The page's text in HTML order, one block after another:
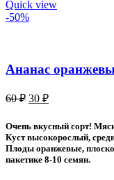
Quick view
-50%
Ананас
60₽ Первоначальная
составляла
60 ₽.
30 ₽Текущая
30 ₽.
Очень вкусный сорт!
Куст высокорослый,
Плоды оранжевые,
пакетике 8-10 семян.